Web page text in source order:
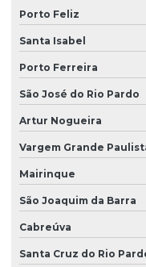
Porto Feliz
Santa Isabel
Porto Ferreira
São José do Rio Pardo
Artur Nogueira
Vargem Grande
Mairinque
São Joaquim da Barra
Cabreúva
Santa Cruz do Rio